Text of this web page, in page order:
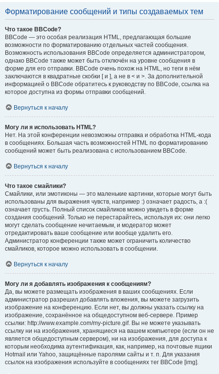
Форматирование сообщений и типы создаваемых тем
Что такое BBCode?
BBCode — это особая реализация HTML, предлагающая большие
возможности по форматированию отдельных частей сообщения.
Возможность использования BBCode определяется администратором,
однако BBCode также может быть отключён на уровне сообщения в
форме для его отправки. BBCode очень похож на HTML, но теги в нём
заключаются в квадратные скобки [ и ], а не в < и >. За дополнительной
информацией о BBCode обратитесь к руководству по BBCode, ссылка на
которое доступна из формы отправки сообщений.
Вернуться к началу
Могу ли я использовать HTML?
Нет. На этой конференции невозможны отправка и обработка HTML-кода
в сообщениях. Большая часть возможностей HTML по форматированию
сообщений может быть реализована с использованием BBCode.
Вернуться к началу
Что такое смайлики?
Смайлики, или эмотиконы — это маленькие картинки, которые могут быть
использованы для выражения чувств, например :) означает радость, а :(
означает грусть. Полный список смайликов можно увидеть в форме
создания сообщений. Только не перестарайтесь, используя их: они легко
могут сделать сообщение нечитаемым, и модератор может
отредактировать ваше сообщение или вообще удалить его.
Администратор конференции также может ограничить количество
смайликов, которое можно использовать в сообщении.
Вернуться к началу
Могу ли я добавлять изображения к сообщениям?
Да, вы можете размещать изображения в ваших сообщениях. Если
администратор разрешил добавлять вложения, вы можете загрузить
изображение на конференцию. Если нет, вы должны указать ссылку на
изображение, сохранённое на общедоступном веб-сервере. Пример
ссылки: http://www.example.com/my-picture.gif. Вы не можете указывать
ссылку ни на изображения, хранящиеся на вашем компьютере (если он не
является общедоступным сервером), ни на изображения, для доступа к
которым необходима аутентификация, как, например, на почтовые ящики
Hotmail или Yahoo, защищённые паролями сайты и т. п. Для указания
ссылок на изображения используйте в сообщениях тег BBCode [img].